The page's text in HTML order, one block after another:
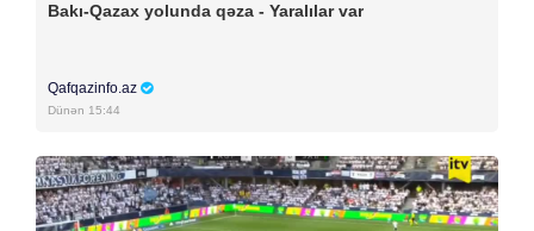
Bakı-Qazax yolunda qəza - Yaralılar var
Qafqazinfo.az
Dünən 15:44